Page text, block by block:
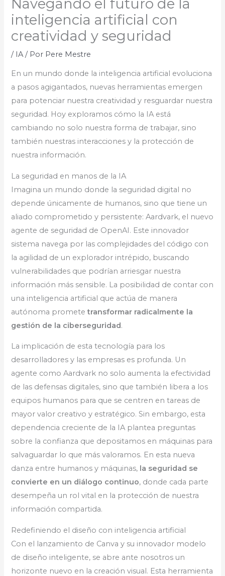
Navegando el futuro de la
inteligencia artificial con
creatividad y seguridad
/ IA / Por Pere Mestre
En un mundo donde la inteligencia artificial evoluciona
a pasos agigantados, nuevas herramientas emergen
para potenciar nuestra creatividad y resguardar nuestra
seguridad. Hoy exploramos cómo la IA está
cambiando no solo nuestra forma de trabajar, sino
también nuestras interacciones y la protección de
nuestra información.
La seguridad en manos de la IA
Imagina un mundo donde la seguridad digital no
depende únicamente de humanos, sino que tiene un
aliado comprometido y persistente: Aardvark, el nuevo
agente de seguridad de OpenAI. Este innovador
sistema navega por las complejidades del código con
la agilidad de un explorador intrépido, buscando
vulnerabilidades que podrían arriesgar nuestra
información más sensible. La posibilidad de contar con
una inteligencia artificial que actúa de manera
autónoma prometetransformar radicalmente la
gestión de la ciberseguridad.
La implicación de esta tecnología para los
desarrolladores y las empresas es profunda. Un
agente como Aardvark no solo aumenta la efectividad
de las defensas digitales, sino que también libera a los
equipos humanos para que se centren en tareas de
mayor valor creativo y estratégico. Sin embargo, esta
dependencia creciente de la IA plantea preguntas
sobre la confianza que depositamos en máquinas para
salvaguardar lo que más valoramos. En esta nueva
danza entre humanos y máquinas, la seguridad se
convierte en un diálogo continuo, donde cada parte
desempeña un rol vital en la protección de nuestra
información compartida.
Redefiniendo el diseño con inteligencia artificial
Con el lanzamiento de Canva y su innovador modelo
de diseño inteligente, se abre ante nosotros un
horizonte nuevo en la creación visual. Esta herramienta